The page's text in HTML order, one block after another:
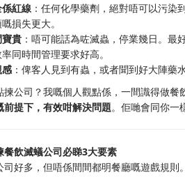
紅線 ：任何化學藥劑，絕對唔可以污
損失更大。
貴 ：唔可能話為咗滅蟲，停業幾日。
同時間管理要求好高。
：俾客人見到有蟲，或者聞到好大陣藥
揀公司？我嘅個人觀點係，一間識得做
前提下，有效咁解決問題。佢哋會同你一
餐飲滅蟻公司必睇3大要素
司好多，但唔係間間都明餐廳嘅遊戲規則